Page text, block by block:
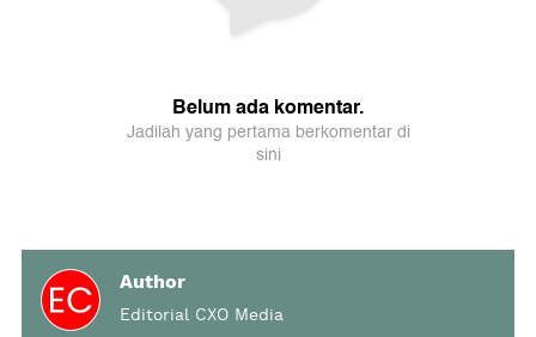
Author
Editorial CXO Media